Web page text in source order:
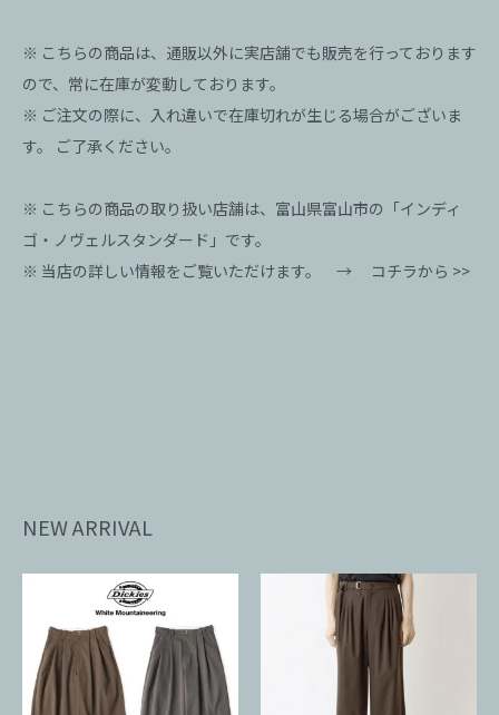
※ こちらの商品は、通販以外に実店舗でも販売を行っております
ので、常に在庫が変動しております。
※ ご注文の際に、入れ違いで在庫切れが生じる場合がございま
す。 ご了承ください。
※ こちらの商品の取り扱い店舗は、富山県富山市の「インディ
ゴ・ノヴェルスタンダード」です。
※ 当店の詳しい情報をご覧いただけます。 → コチラから >>
NEW ARRIVAL